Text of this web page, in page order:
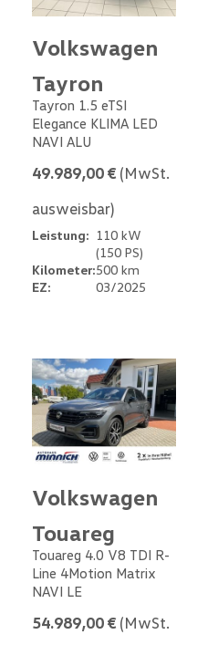
Volkswagen
Tayron
Tayron 1.5 eTSI
Elegance KLIMA LED
NAVI ALU
49.989,00 € (MwSt.
ausweisbar)
Leistung: 110 kW
(150 PS)
Kilometer:500 km
EZ:
03/2025
Volkswagen
Touareg
Touareg 4.0 V8 TDI R-
Line 4Motion Matrix
NAVI LE
54.989,00 € (MwSt.